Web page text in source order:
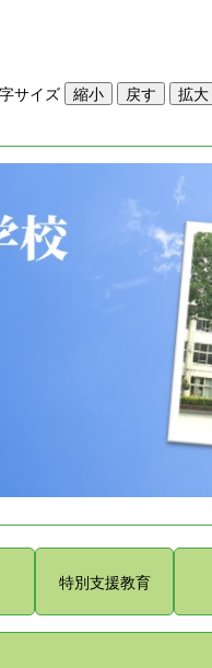
サイズ
特別支援教育